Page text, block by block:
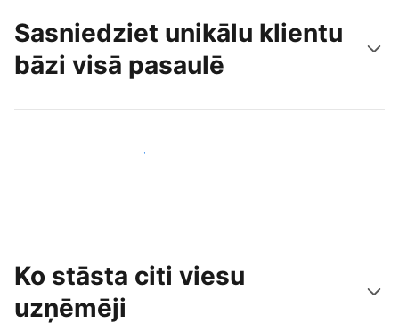
Sasniedziet unikālu klientu
bāzi visā pasaulē
Sasniegt jaunus viesus jau šodien
Ko stāsta citi viesu
uzņēmēji